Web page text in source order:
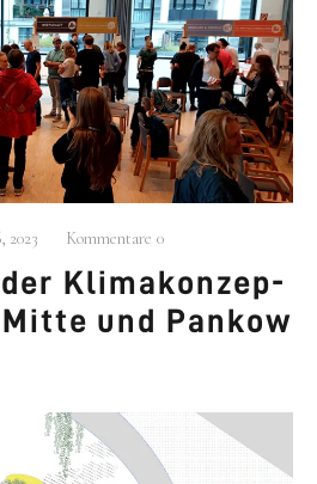
2023 Kommentare 0
Kli­ma­kon­zep­
und Pan­kow